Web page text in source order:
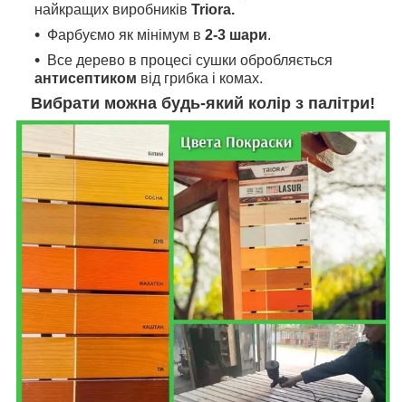
найкращих виробників Triora.
Фарбуємо як мінімум в 2-3 шари.
Все дерево в процесі сушки обробляється
антисептиком від грибка і комах.
Вибрати можна будь-який колір з палітри!